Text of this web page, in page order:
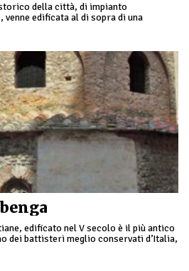
della città, di impianto
edificata al di sopra di una
edificato nel V secolo è il più antico
dei battisteri meglio conservati d’Italia,